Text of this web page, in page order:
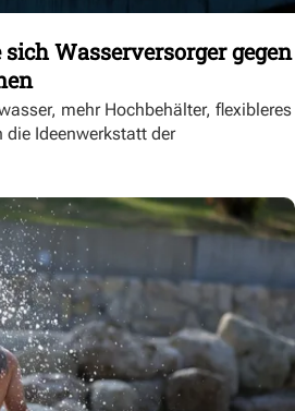
Wasserversorger gegen
mehr Hochbehälter, flexibleres
Ideenwerkstatt der